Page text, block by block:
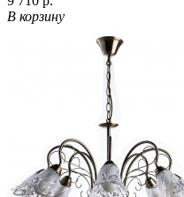
В корзину